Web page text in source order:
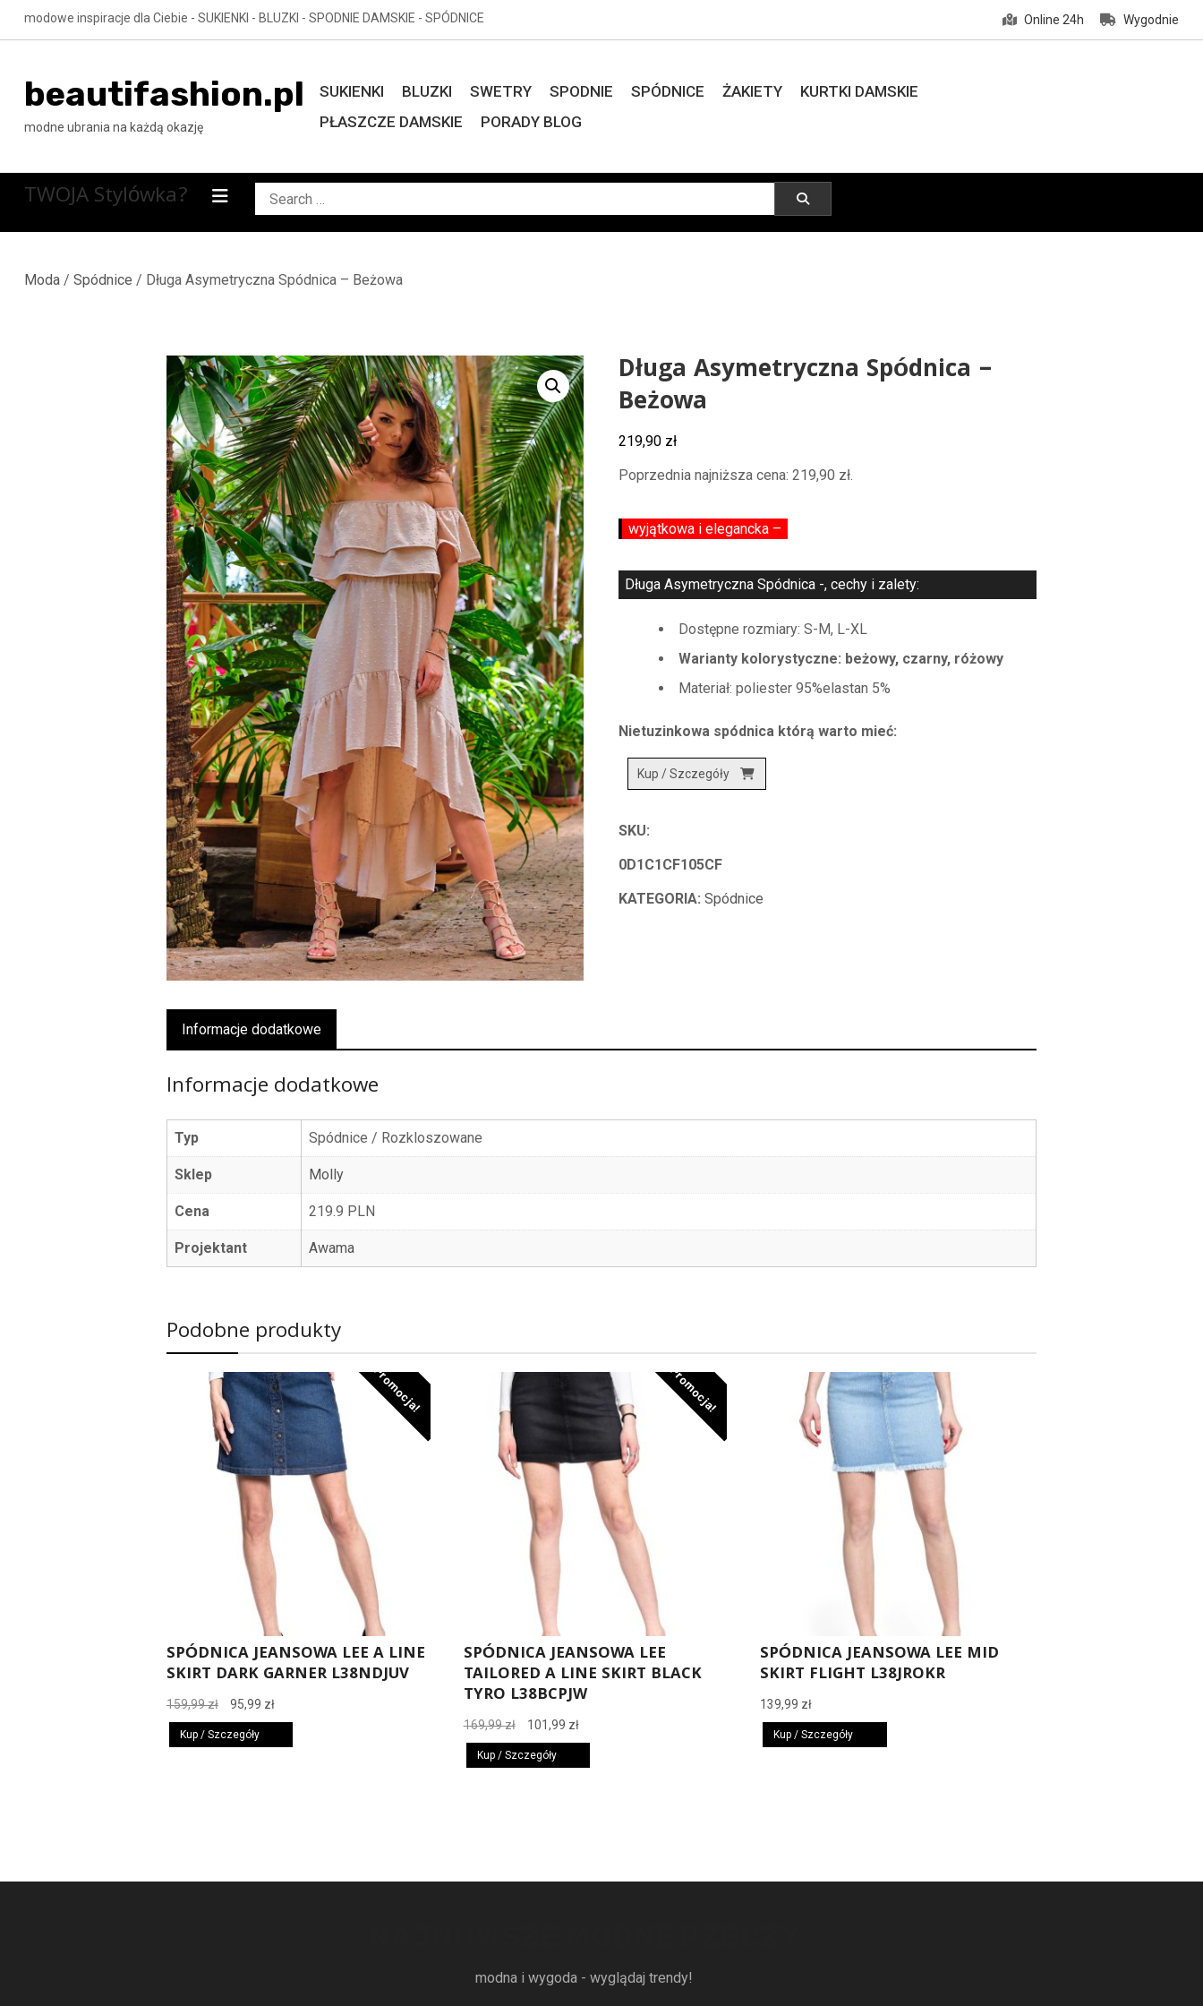
Skip
to
modowe inspiracje dla Ciebie - SUKIENKI - BLUZKI - SPODNIE DAMSKIE - SPÓDNICE Online 24h Wygodnie
beautifashion.pl
modne ubrania na każdą okazję
SUKIENKI BLUZKI SWETRY SPODNIE SPÓDNICE ŻAKIETY
KURTKI DAMSKIE
PŁASZCZE DAMSKIE
PORADY BLOG
TWOJA Stylówka?
Search
for:
Moda/ Spódnice / Długa Asymetryczna Spódnica – Beżowa
Długa Asymetryczna Spódnica –
Beżowa
219,90 zł
Poprzednia najniższa cena:219,90 zł.
wyjątkowa i elegancka –
Długa Asymetryczna Spódnica -, cechy i zalety:
Dostępne rozmiary: S-M, L-XL
Warianty kolorystyczne: beżowy, czarny, różowy
Materiał: poliester 95%elastan 5%
Nietuzinkowa spódnica którą warto mieć:
Kup / Szczegóły
SKU:
0D1C1CF105CF
KATEGORIA:Spódnice
Informacje dodatkowe
Informacje dodatkowe
Typ Spódnice / Rozkloszowane
Sklep Molly
Cena 219.9 PLN
Projektant Awama
Podobne produkty
Promocja!
SPÓDNICA JEANSOWA LEE A LINE
SKIRT DARK GARNER L38NDJUV
159,99zł
Pierwotna
cena
wynosiła:
95,99 złAktualna
cena
wynosi:
Kup / Szczegóły
Promocja!
SPÓDNICA JEANSOWA LEE
TAILORED A LINE SKIRT BLACK
TYRO L38BCPJW
169,99zł
Pierwotna
cena
wynosiła:
101,99 złAktualna
cena
wynosi:
Kup / Szczegóły
SPÓDNICA JEANSOWA LEE MID
SKIRT FLIGHT L38JROKR
139,99 zł
Kup / Szczegóły
modna i wygoda - wyglądaj trendy!